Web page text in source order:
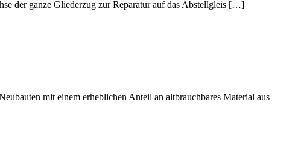
der ganze Gliederzug zur Reparatur auf das Abstellgleis […]
mit einem erheblichen Anteil an altbrauchbares Material aus